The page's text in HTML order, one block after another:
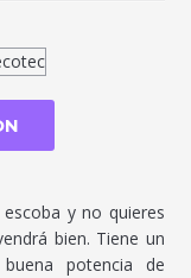
y no quieres
bien. Tiene un
potencia de